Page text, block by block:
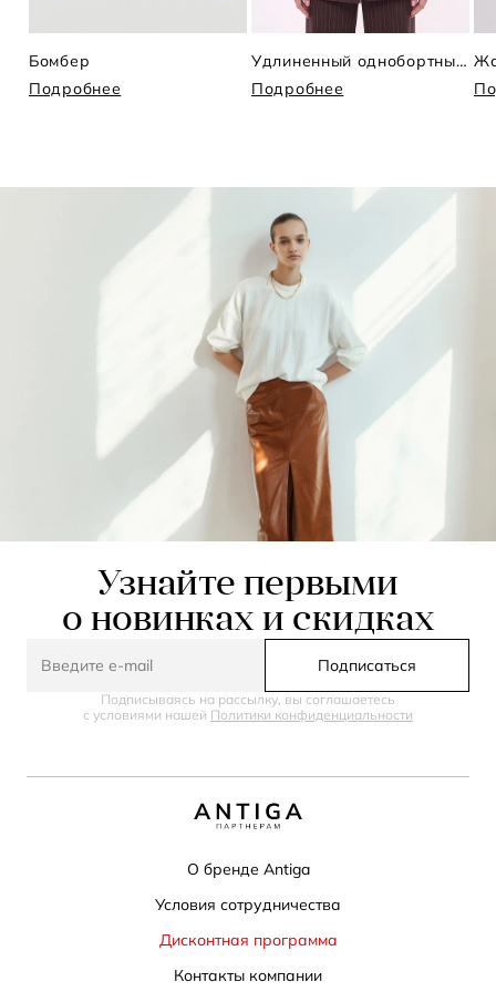
Бомбер
Подробнее
Удлиненный однобортный жакет в полоску
Подробнее
Узнайте первыми
о новинках и скидках
Подписаться
Подписываясь на рассылку, вы соглашаетесь
с условиями нашей Политики конфиденциальности
О бренде Antiga
Условия сотрудничества
Дисконтная программа
Контакты компании